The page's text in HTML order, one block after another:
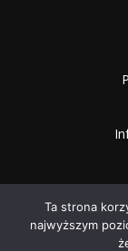
Ta strona
najwyższym